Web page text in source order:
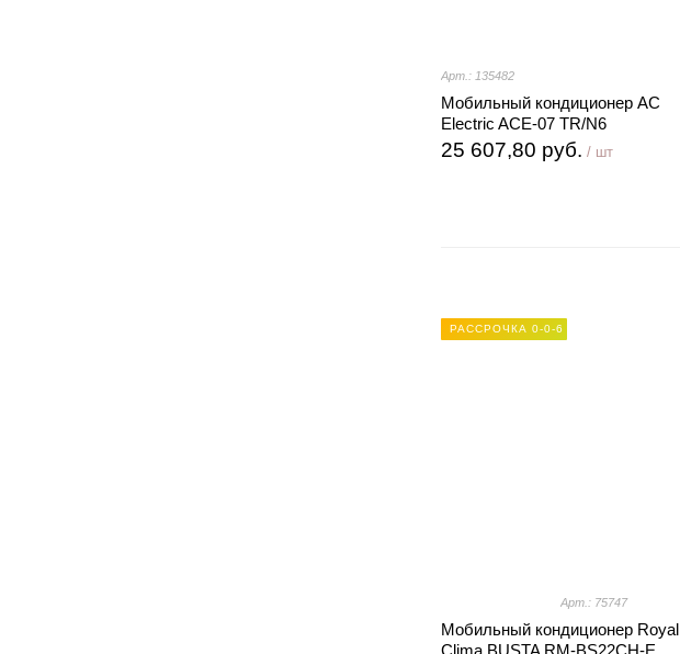
Арт.: 135482
Мобильный кондиционер AC
Electric ACE-07 TR/N6
25 607,80 руб. / шт
РАССРОЧКА 0-0-6
Арт.: 75747
Мобильный кондиционер Royal
Clima BUSTA RM-BS22CH-E